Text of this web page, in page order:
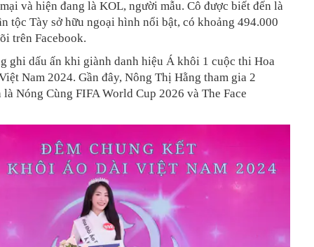
và hiện đang là KOL, người mẫu. Cô được biết đến là
tộc Tày sở hữu ngoại hình nổi bật, có khoảng 494.000
trên Facebook.
ghi dấu ấn khi giành danh hiệu Á khôi 1 cuộc thi Hoa
Nam 2024. Gần đây, Nông Thị Hằng tham gia 2
Nóng Cùng FIFA World Cup 2026 và The Face